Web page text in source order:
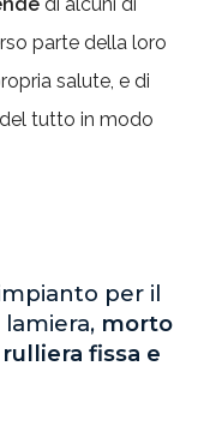
di alcuni di
parte della loro
salute, e di
del tutto in modo
per il
morto
fissa e